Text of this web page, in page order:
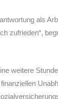
als
zufrieden“,
weitere